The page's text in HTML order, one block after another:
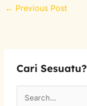
← Previous Post
Cari Sesuatu?